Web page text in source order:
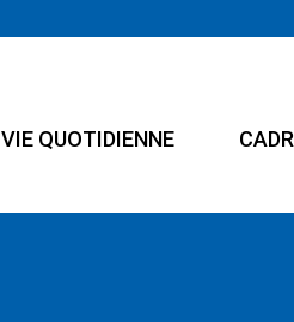
VIE QUOTIDIENNE